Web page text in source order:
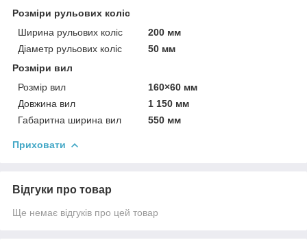
Розміри рульових коліс
Ширина рульових коліс
200 мм
Діаметр рульових коліс
50 мм
Розміри вил
Розмір вил
160×60 мм
Довжина вил
1 150 мм
Габаритна ширина вил
550 мм
Приховати
Відгуки про товар
Ще немає відгуків про цей товар